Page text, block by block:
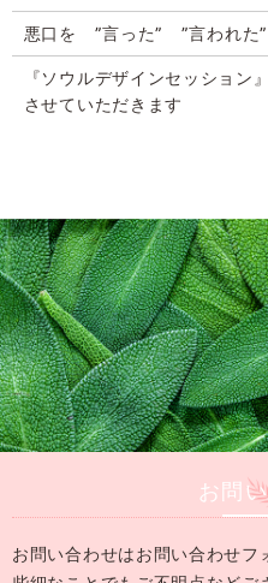
悪口を ”言った” ”言われた
『ソウルデザインセッション
させていただきます
お問
お問い合わせはお問い合わせフ